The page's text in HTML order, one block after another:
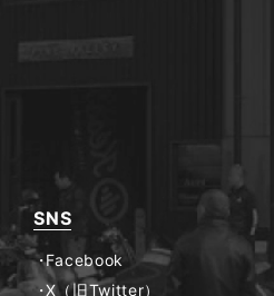
SNS
Facebook
X（旧Twitter）